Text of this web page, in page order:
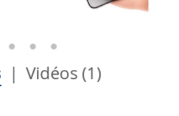
Vidéos (1)